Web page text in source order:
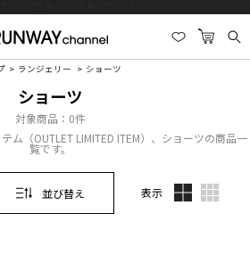
ランジェリー ショーツ
ショーツ
対象商品： 0件
ム（OUTLET LIMITED ITEM）、ショーツの商品一
覧です。
並び替え 表示